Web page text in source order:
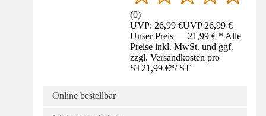
(0)
UVP: 26,99 €UVP26,99 €
Unser Preis — 21,99 € * Alle
Preise inkl. MwSt. und ggf.
zzgl. Versandkosten pro
ST21,99 €*/ ST
Online bestellbar